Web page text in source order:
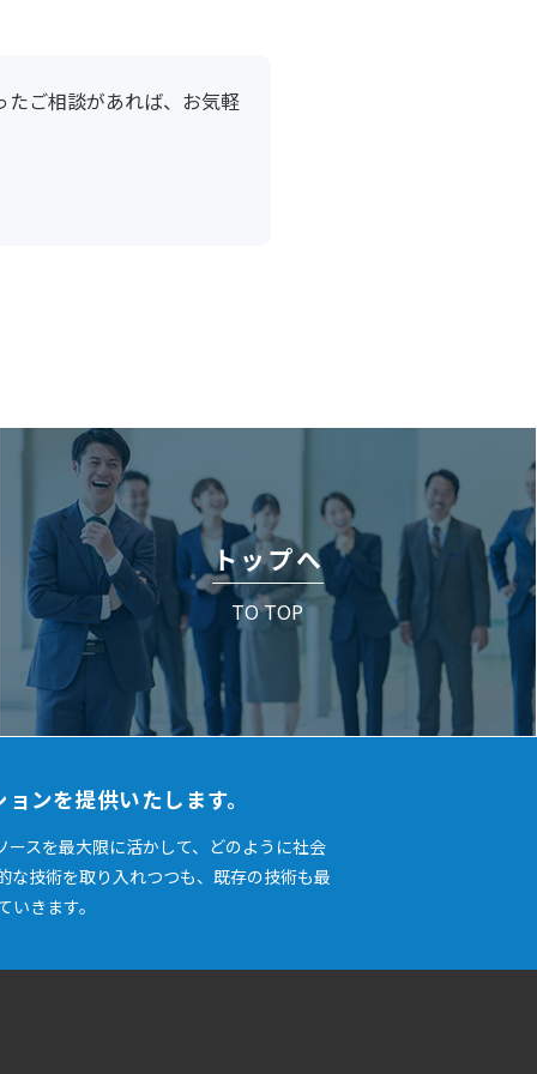
たご相談があれば、お気軽
トップへ
TO TOP
ンを提供いたします。
スを最大限に活かして、どのように社会
な技術を取り入れつつも、既存の技術も最
きます。